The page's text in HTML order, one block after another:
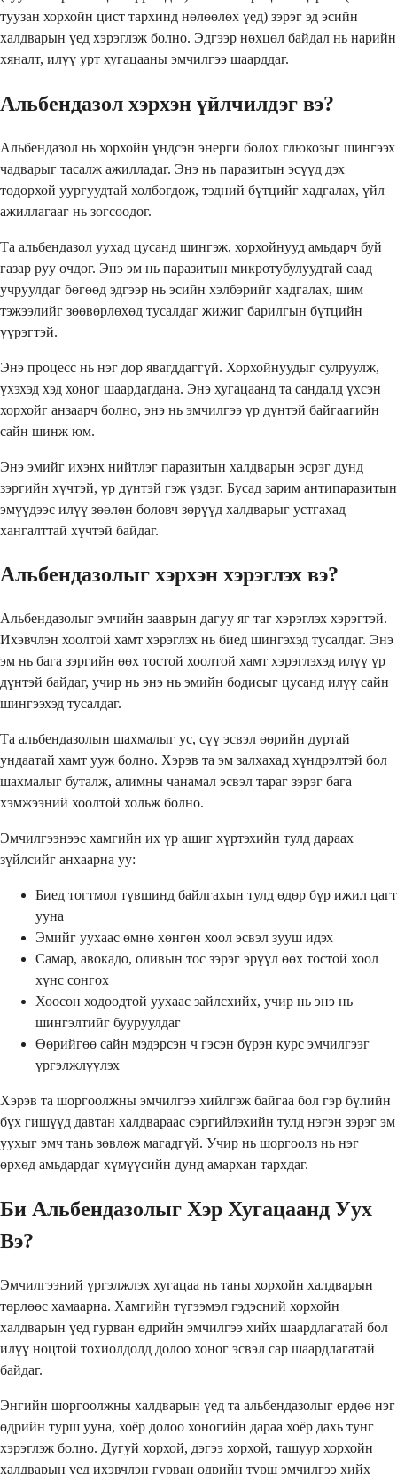
туузан хорхойн цист тархинд нөлөөлөх үед) зэрэг эд эсийн
халдварын үед хэрэглэж болно. Эдгээр нөхцөл байдал нь нарийн
хяналт, илүү урт хугацааны эмчилгээ шаарддаг.
Альбендазол хэрхэн үйлчилдэг вэ?
Альбендазол нь хорхойн үндсэн энерги болох глюкозыг шингээх
чадварыг тасалж ажилладаг. Энэ нь паразитын эсүүд дэх
тодорхой уургуудтай холбогдож, тэдний бүтцийг хадгалах, үйл
ажиллагааг нь зогсоодог.
Та альбендазол уухад цусанд шингэж, хорхойнууд амьдарч буй
газар руу очдог. Энэ эм нь паразитын микротубулуудтай саад
учруулдаг бөгөөд эдгээр нь эсийн хэлбэрийг хадгалах, шим
тэжээлийг зөөвөрлөхөд тусалдаг жижиг барилгын бүтцийн
үүрэгтэй.
Энэ процесс нь нэг дор явагддаггүй. Хорхойнуудыг сулруулж,
үхэхэд хэд хоног шаардагдана. Энэ хугацаанд та сандалд үхсэн
хорхойг анзаарч болно, энэ нь эмчилгээ үр дүнтэй байгаагийн
сайн шинж юм.
Энэ эмийг ихэнх нийтлэг паразитын халдварын эсрэг дунд
зэргийн хүчтэй, үр дүнтэй гэж үздэг. Бусад зарим антипаразитын
эмүүдээс илүү зөөлөн боловч зөрүүд халдварыг устгахад
хангалттай хүчтэй байдаг.
Альбендазолыг хэрхэн хэрэглэх вэ?
Альбендазолыг эмчийн зааврын дагуу яг таг хэрэглэх хэрэгтэй.
Ихэвчлэн хоолтой хамт хэрэглэх нь биед шингэхэд тусалдаг. Энэ
эм нь бага зэргийн өөх тостой хоолтой хамт хэрэглэхэд илүү үр
дүнтэй байдаг, учир нь энэ нь эмийн бодисыг цусанд илүү сайн
шингээхэд тусалдаг.
Та альбендазолын шахмалыг ус, сүү эсвэл өөрийн дуртай
ундаатай хамт ууж болно. Хэрэв та эм залхахад хүндрэлтэй бол
шахмалыг буталж, алимны чанамал эсвэл тараг зэрэг бага
хэмжээний хоолтой хольж болно.
Эмчилгээнээс хамгийн их үр ашиг хүртэхийн тулд дараах
зүйлсийг анхаарна уу:
Биед тогтмол түвшинд байлгахын тулд өдөр бүр ижил цагт
ууна
Эмийг уухаас өмнө хөнгөн хоол эсвэл зууш идэх
Самар, авокадо, оливын тос зэрэг эрүүл өөх тостой хоол
хүнс сонгох
Хоосон ходоодтой уухаас зайлсхийх, учир нь энэ нь
шингэлтийг бууруулдаг
Өөрийгөө сайн мэдэрсэн ч гэсэн бүрэн курс эмчилгээг
үргэлжлүүлэх
Хэрэв та шоргоолжны эмчилгээ хийлгэж байгаа бол гэр бүлийн
бүх гишүүд давтан халдвараас сэргийлэхийн тулд нэгэн зэрэг эм
уухыг эмч тань зөвлөж магадгүй. Учир нь шоргоолз нь нэг
өрхөд амьдардаг хүмүүсийн дунд амархан тархдаг.
Би Альбендазолыг Хэр Хугацаанд Уух
Вэ?
Эмчилгээний үргэлжлэх хугацаа нь таны хорхойн халдварын
төрлөөс хамаарна. Хамгийн түгээмэл гэдэсний хорхойн
халдварын үед гурван өдрийн эмчилгээ хийх шаардлагатай бол
илүү ноцтой тохиолдолд долоо хоног эсвэл сар шаардлагатай
байдаг.
Энгийн шоргоолжны халдварын үед та альбендазолыг ердөө нэг
өдрийн турш ууна, хоёр долоо хоногийн дараа хоёр дахь тунг
хэрэглэж болно. Дугуй хорхой, дэгээ хорхой, ташуур хорхойн
халдварын үед ихэвчлэн гурван өдрийн турш эмчилгээ хийх